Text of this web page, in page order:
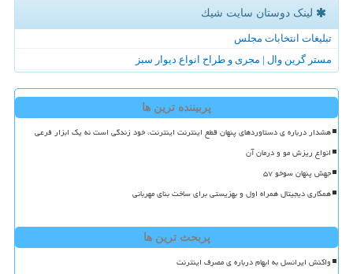
لینک دوستان سایت شیك
تبلیغات انتخابات مجلس
مستر گرین وال | مجری و طراح انواع دیوار سبز
پربیننده ترین ها
هشدار درباره ی دستاوردهای پنهان قطع اینترنت اینترنت، خود زندگی است نه یک ابزار فرعی
انواع ریزش مو و درمان آن
جهش پنهان سوخو ۵۷
همکاری دیجیتال همراه اول و بهزیستی برای ساخت بنای مهربانی
پربحث ترین ها
واکنش ایرانسل به ابهام درباره ی مصرف اینترنت